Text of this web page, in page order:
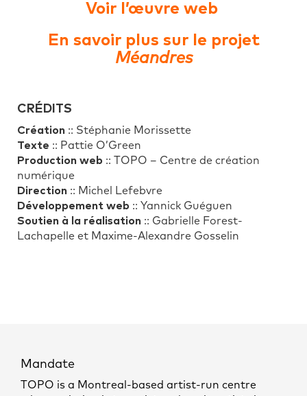
Voir l’œuvre web
En savoir plus sur le projet
Méandres
CRÉDITS
Création :: Stéphanie Morissette
Texte :: Pattie O’Green
Production web :: TOPO – Centre de création
numérique
Direction :: Michel Lefebvre
Développement web :: Yannick Guéguen
Soutien à la réalisation :: Gabrielle Forest-
Lachapelle et Maxime-Alexandre Gosselin
Mandate
TOPO is a Montreal-based artist-run centre